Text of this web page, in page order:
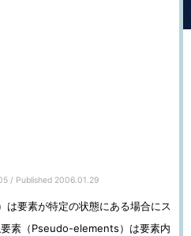
/ Published 2006.01.29
要素が特定の状態にある場合にス
素（Pseudo-elements）は要素内